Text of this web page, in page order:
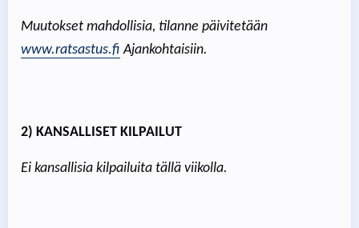
Muutokset mahdollisia, tilanne päivitetään
www.ratsastus.fi Ajankohtaisiin.
2) KANSALLISET KILPAILUT
Ei kansallisia kilpailuita tällä viikolla.